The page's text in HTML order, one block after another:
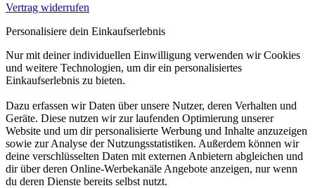
Vertrag widerrufen
Personalisiere dein Einkaufserlebnis
Nur mit deiner individuellen Einwilligung verwenden wir Cookies
und weitere Technologien, um dir ein personalisiertes
Einkaufserlebnis zu bieten.
Dazu erfassen wir Daten über unsere Nutzer, deren Verhalten und
Geräte. Diese nutzen wir zur laufenden Optimierung unserer
Website und um dir personalisierte Werbung und Inhalte anzuzeigen
sowie zur Analyse der Nutzungsstatistiken. Außerdem können wir
deine verschlüsselten Daten mit externen Anbietern abgleichen und
dir über deren Online-Werbekanäle Angebote anzeigen, nur wenn
du deren Dienste bereits selbst nutzt.